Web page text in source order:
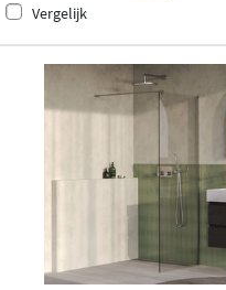
Vergelijk